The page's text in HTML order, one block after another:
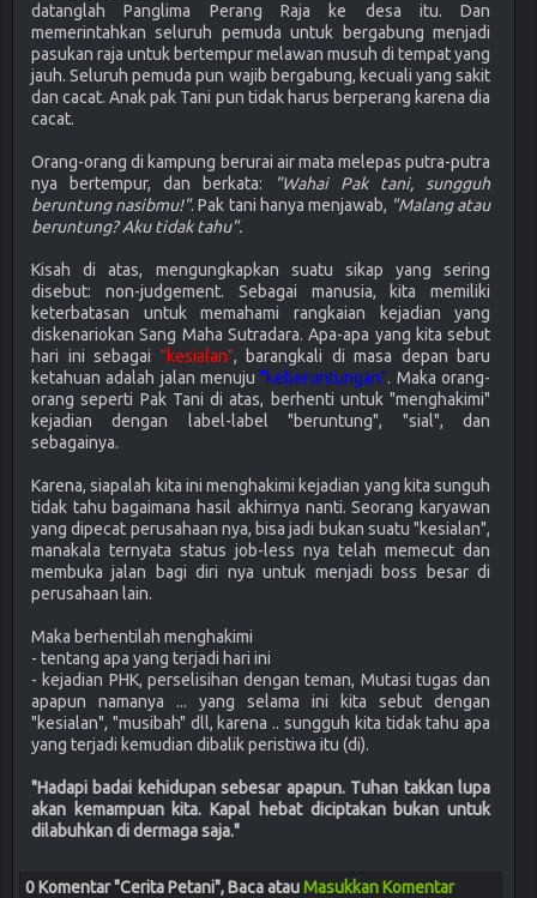
datanglah Panglima Perang Raja ke desa itu. Dan
memerintahkan seluruh pemuda untuk bergabung menjadi
pasukan raja untuk bertempur melawan musuh di tempat yang
jauh. Seluruh pemuda pun wajib bergabung, kecuali yang sakit
dan cacat. Anak pak Tani pun tidak harus berperang karena dia
cacat.
Orang-orang di kampung berurai air mata melepas putra-putra
nya bertempur, dan berkata:
"Wahai Pak tani, sungguh
beruntung nasibmu!". Pak tani hanya menjawab, "Malang atau
beruntung? Aku tidak tahu".
Kisah di atas, mengungkapkan suatu sikap yang sering
disebut: non-judgement. Sebagai manusia, kita memiliki
keterbatasan untuk memahami rangkaian kejadian yang
diskenariokan Sang Maha Sutradara. Apa-apa yang kita sebut
hari ini sebagai "kesialan", barangkali di masa depan baru
ketahuan adalah jalan menuju"keberuntungan". Maka orang-
orang seperti Pak Tani di atas, berhenti untuk "menghakimi"
kejadian dengan label-label "beruntung", "sial", dan
sebagainya.
Karena, siapalah kita ini menghakimi kejadian yang kita sunguh
tidak tahu bagaimana hasil akhirnya nanti. Seorang karyawan
yang dipecat perusahaan nya, bisa jadi bukan suatu "kesialan",
manakala ternyata status job-less nya telah memecut dan
membuka jalan bagi diri nya untuk menjadi boss besar di
perusahaan lain.
Maka berhentilah menghakimi
- tentang apa yang terjadi hari ini
- kejadian PHK, perselisihan dengan teman, Mutasi tugas dan
apapun namanya ... yang selama ini kita sebut dengan
"kesialan", "musibah" dll, karena .. sungguh kita tidak tahu apa
yang terjadi kemudian dibalik peristiwa itu (di).
"Hadapi badai kehidupan sebesar apapun. Tuhan takkan lupa
akan kemampuan kita. Kapal hebat diciptakan bukan untuk
dilabuhkan di dermaga saja."
0 Komentar "Cerita Petani", Baca atauMasukkan Komentar